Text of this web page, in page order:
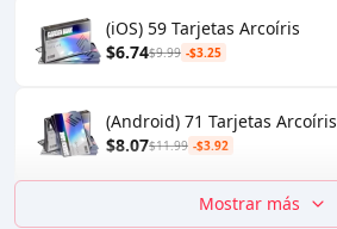
(iOS) 59 Tarjetas Arcoíris
$6.74$9.99 -$3.25
(Android) 71 Tarjetas Arcoíris
$8.07$11.99 -$3.92
Mostrar más